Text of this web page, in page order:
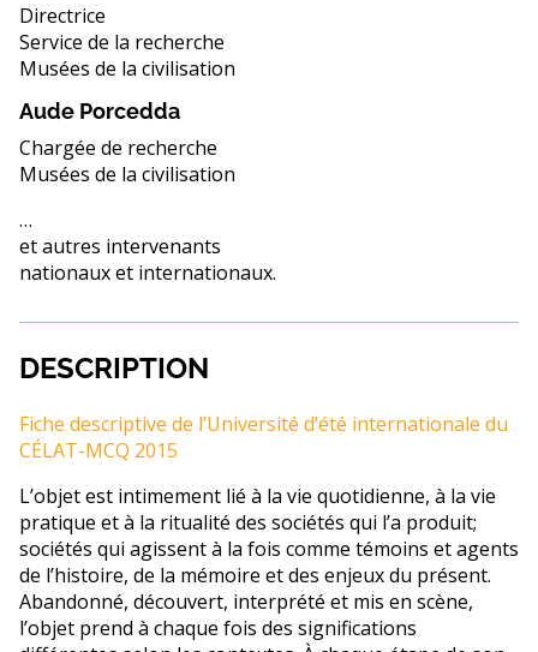
Directrice
Service de la recherche
Musées de la civilisation
Aude Porcedda
Chargée de recherche
Musées de la civilisation
…
et autres intervenants
nationaux et internationaux.
DESCRIPTION
Fiche descriptive de l’Université d’été internationale du
CÉLAT-MCQ 2015
L’objet est intimement lié à la vie quotidienne, à la vie
pratique et à la ritualité des sociétés qui l’a produit;
sociétés qui agissent à la fois comme témoins et agents
de l’histoire, de la mémoire et des enjeux du présent.
Abandonné, découvert, interprété et mis en scène,
l’objet prend à chaque fois des significations